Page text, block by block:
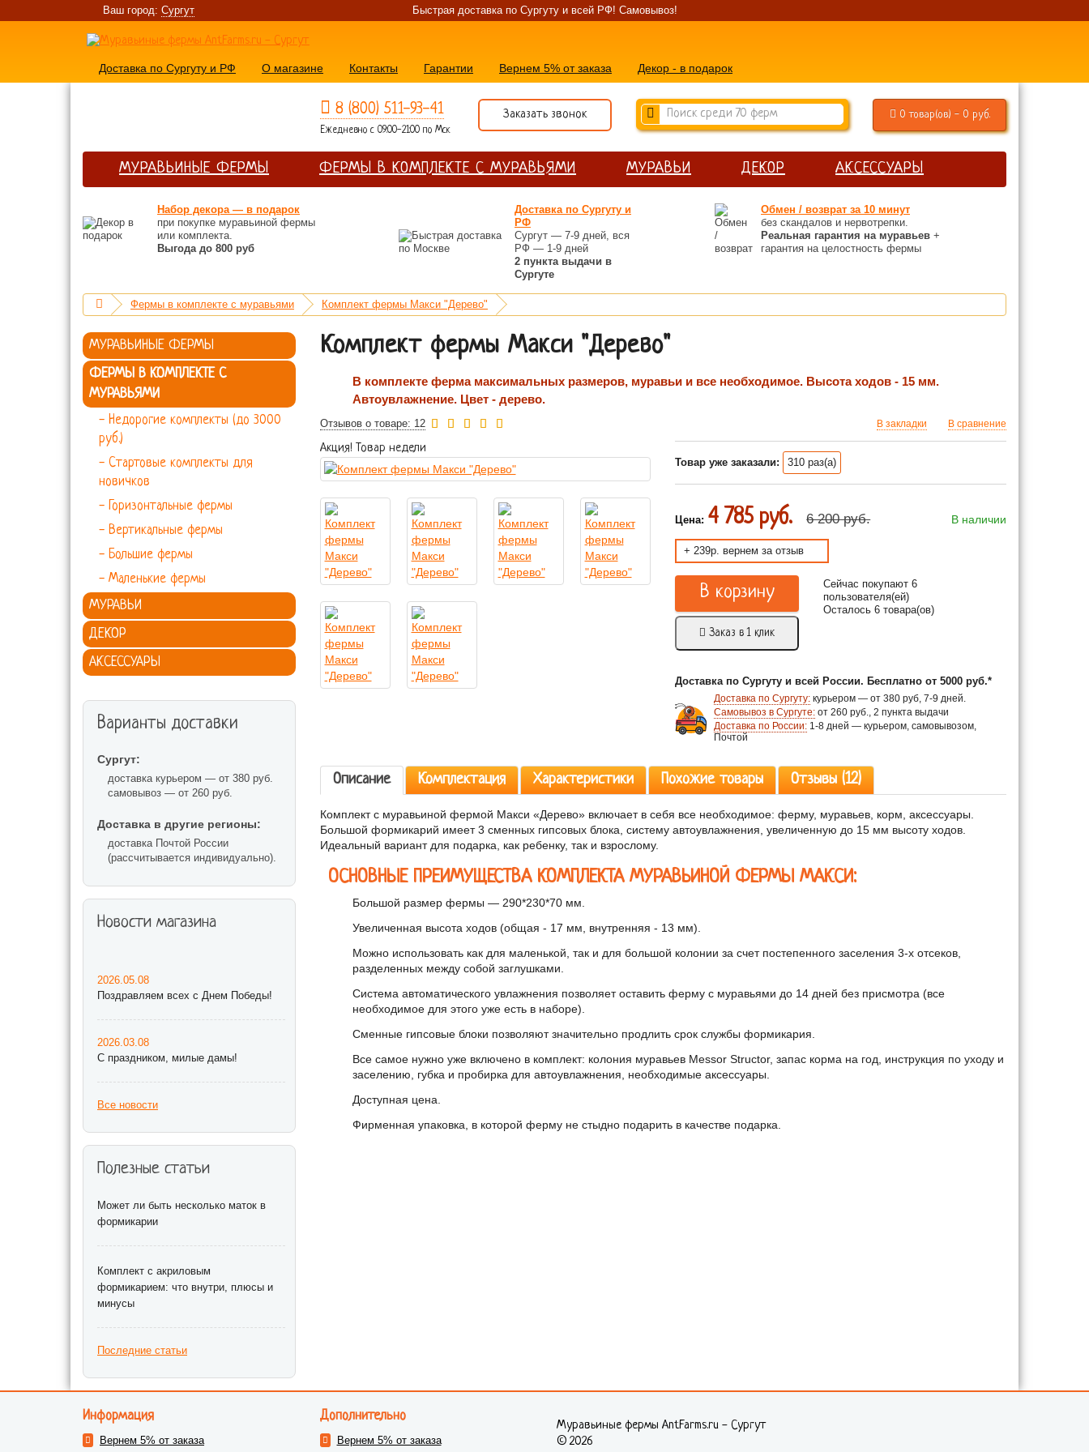
Ваш город: Сургут Быстрая доставка по Сургуту и всей РФ! Самовывоз!
Доставка по Сургуту и РФ О магазине Контакты Гарантии Вернем 5% от заказа Декор - в подарок
8 (800) 511-93-41
Ежедневно с 09:00-21:00 по Мск
Заказать звонок 0 товар(ов) - 0 руб.
МУРАВЬИНЫЕ ФЕРМЫ ФЕРМЫ В КОМПЛЕКТЕ С МУРАВЬЯМИ МУРАВЬИ ДЕКОР АКСЕССУАРЫ
Набор декора — в подарок
при покупке муравьиной фермы
или комплекта.
Выгода до 800 руб
Доставка по Сургуту и
РФ
Сургут — 7-9 дней, вся
РФ — 1-9 дней
2 пункта выдачи в
Сургуте
Обмен / возврат за 10 минут
без скандалов и нервотрепки.
Реальная гарантия на муравьев +
гарантия на целостность фермы
Фермы в комплекте с муравьями Комплект фермы Макси "Дерево"
МУРАВЬИНЫЕ ФЕРМЫ
ФЕРМЫ В КОМПЛЕКТЕ С
МУРАВЬЯМИ
- Недорогие комплекты (до 3000
руб.)
- Стартовые комплекты для
новичков
- Горизонтальные фермы
- Вертикальные фермы
- Большие фермы
- Маленькие фермы
МУРАВЬИ
ДЕКОР
АКСЕССУАРЫ
Варианты доставки
Сургут:
доставка курьером — от 380 руб.
самовывоз — от 260 руб.
Доставка в другие регионы:
доставка Почтой России
(рассчитывается индивидуально).
Новости магазина
2026.05.08
Поздравляем всех с Днем Победы!
2026.03.08
С праздником, милые дамы!
Все новости
Полезные статьи
Может ли быть несколько маток в
формикарии
Комплект с акриловым
формикарием: что внутри, плюсы и
минусы
Последние статьи
Комплект фермы Макси "Дерево"
В комплекте ферма максимальных размеров, муравьи и все необходимое. Высота ходов - 15 мм.
Автоувлажнение. Цвет - дерево.
Отзывов о товаре: 12 В закладки В сравнение
Акция! Товар недели
Товар уже заказали: 310 раз(а)
Цена: 4 785 руб. 6 200 руб. В наличии
+ 239р. вернем за отзыв
В корзину
Заказ в 1 клик
Сейчас покупают 6
пользователя(ей)
Осталось 6 товара(ов)
Доставка по Сургуту и всей России. Бесплатно от 5000 руб.*
Доставка по Сургуту: курьером — от 380 руб, 7-9 дней.
Самовывоз в Сургуте: от 260 руб., 2 пункта выдачи
Доставка по России: 1-8 дней — курьером, самовывозом,
Почтой
Описание Комплектация Характеристики Похожие товары Отзывы (12)
Комплект с муравьиной фермой Макси «Дерево» включает в себя все необходимое: ферму, муравьев, корм, аксессуары.
Большой формикарий имеет 3 сменных гипсовых блока, систему автоувлажнения, увеличенную до 15 мм высоту ходов.
Идеальный вариант для подарка, как ребенку, так и взрослому.
ОСНОВНЫЕ ПРЕИМУЩЕСТВА КОМПЛЕКТА МУРАВЬИНОЙ ФЕРМЫ МАКСИ:
Большой размер фермы — 290*230*70 мм.
Увеличенная высота ходов (общая - 17 мм, внутренняя - 13 мм).
Можно использовать как для маленькой, так и для большой колонии за счет постепенного заселения 3-х отсеков,
разделенных между собой заглушками.
Система автоматического увлажнения позволяет оставить ферму с муравьями до 14 дней без присмотра (все
необходимое для этого уже есть в наборе).
Сменные гипсовые блоки позволяют значительно продлить срок службы формикария.
Все самое нужно уже включено в комплект: колония муравьев Messor Structor, запас корма на год, инструкция по уходу и
заселению, губка и пробирка для автоувлажнения, необходимые аксессуары.
Доступная цена.
Фирменная упаковка, в которой ферму не стыдно подарить в качестве подарка.
Информация
Вернем 5% от заказа
Дополнительно
Вернем 5% от заказа
Муравьиные фермы AntFarms.ru - Сургут
© 2026